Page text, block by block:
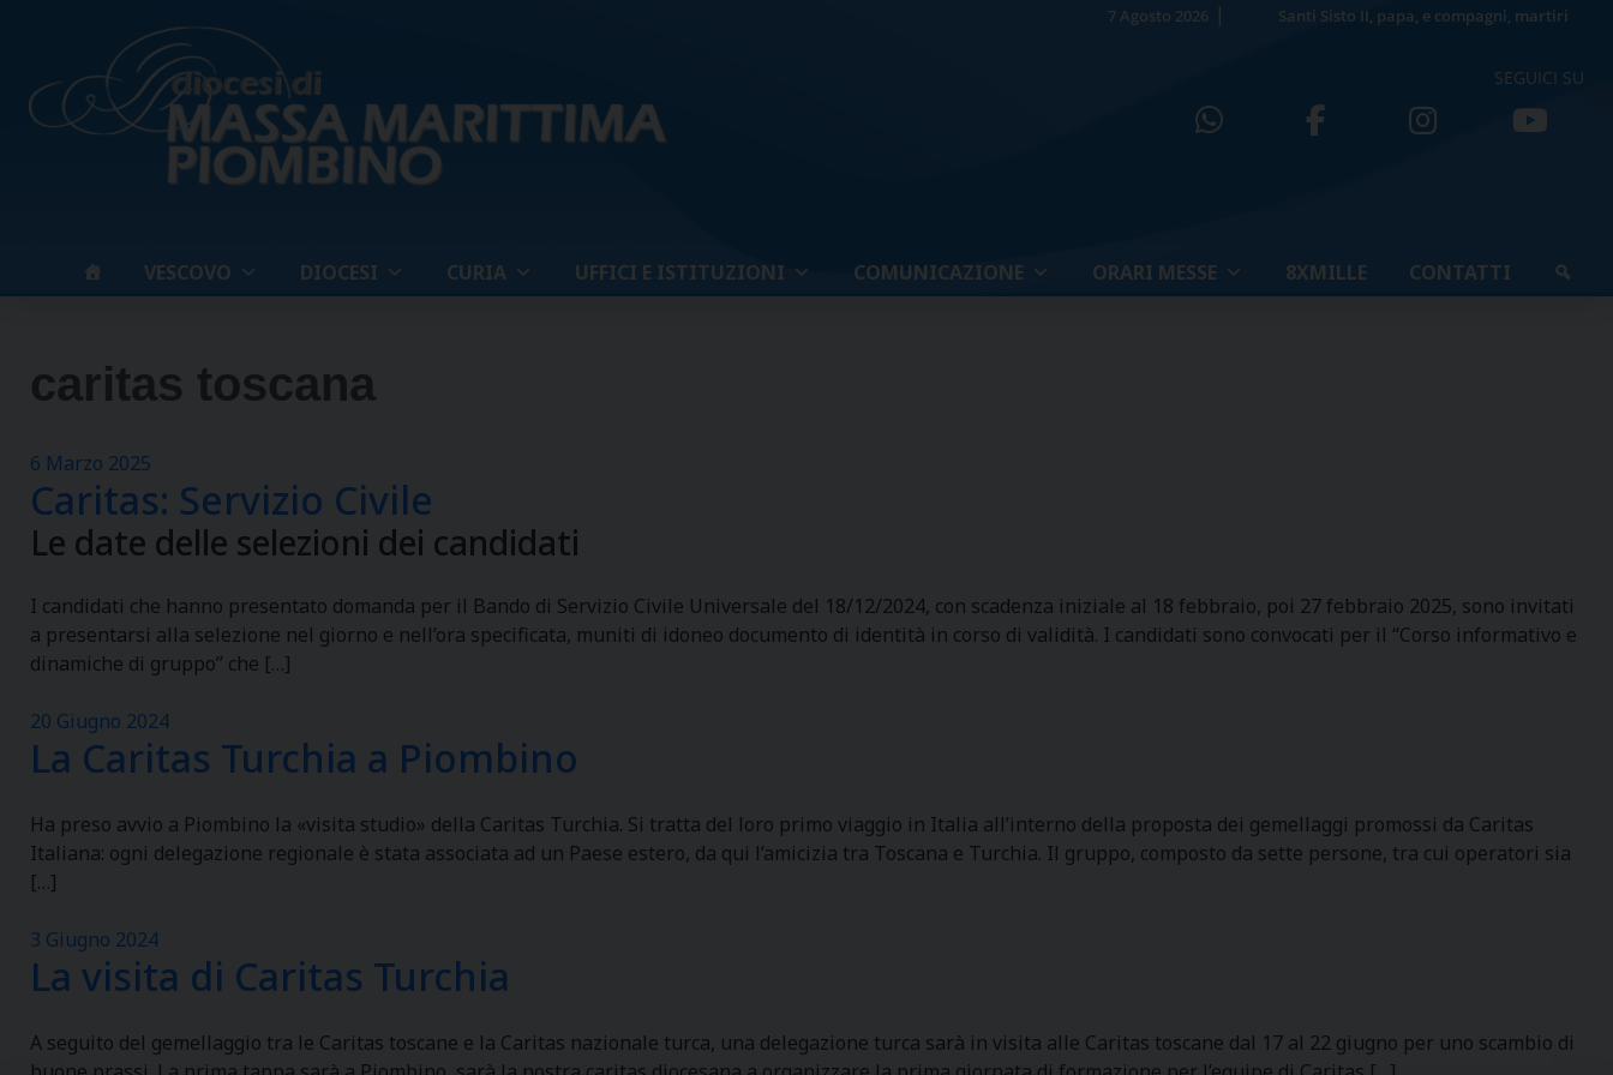
7 Agosto 2026 Santi Sisto II, papa, e compagni, martiri
SEGUICI SU
VESCOVO DIOCESI CURIA UFFICI E ISTITUZIONI COMUNICAZIONE ORARI MESSE 8XMILLE CONTATTI
caritas toscana
6 Marzo 2025
Caritas: Servizio Civile
Le date delle selezioni dei candidati
I candidati che hanno presentato domanda per il Bando di Servizio Civile Universale del 18/12/2024, con scadenza iniziale al 18 febbraio, poi 27 febbraio 2025, sono invitati
a presentarsi alla selezione nel giorno e nell’ora specificata, muniti di idoneo documento di identità in corso di validità. I candidati sono convocati per il “Corso informativo e
dinamiche di gruppo” che […]
20 Giugno 2024
La Caritas Turchia a Piombino
Ha preso avvio a Piombino la «visita studio» della Caritas Turchia. Si tratta del loro primo viaggio in Italia all’interno della proposta dei gemellaggi promossi da Caritas
Italiana: ogni delegazione regionale è stata associata ad un Paese estero, da qui l’amicizia tra Toscana e Turchia. Il gruppo, composto da sette persone, tra cui operatori sia
[…]
3 Giugno 2024
La visita di Caritas Turchia
A seguito del gemellaggio tra le Caritas toscane e la Caritas nazionale turca, una delegazione turca sarà in visita alle Caritas toscane dal 17 al 22 giugno per uno scambio di